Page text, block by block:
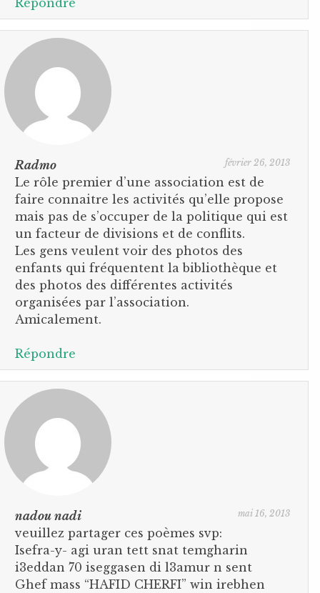
Radmo février 26, 2013
Le rôle premier d’une association est de
faire connaitre les activités qu’elle propose
mais pas de s’occuper de la politique qui est
un facteur de divisions et de conflits.
Les gens veulent voir des photos des
enfants qui fréquentent la bibliothèque et
des photos des différentes activités
organisées par l’association.
Amicalement.
Répondre
nadou nadi mai 16, 2013
veuillez partager ces poèmes svp:
Isefra-y- agi uran tett snat temgharin
i3eddan 70 iseggasen di l3amur n sent
Ghef mass “HAFID CHERFI” win irebhen